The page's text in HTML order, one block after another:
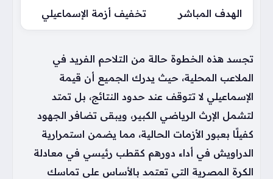
الهدف المباشر تخفيف أزمة الإسماعيلي
تجسد هذه الخطوة حالة من التلاحم الفريد في
الملاعب المحلية، حيث يدرك الجميع أن قيمة
الإسماعيلي لا تتوقف عند حدود النتائج، بل تمتد
لتشمل الإرث الرياضي الكبير، ويبقى تضافر الجهود
كفيلًا بعبور الأزمات الحالية، مما يضمن استمرارية
الدراويش في أداء دورهم كقطب رئيسي في معادلة
الكرة المصرية التي تعتمد بالأساس على تماسك